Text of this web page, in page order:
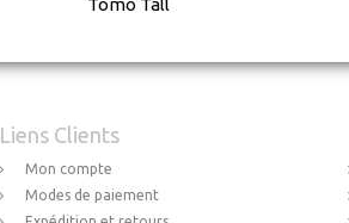
Liens Clients
Mon compte
Modes de paiement